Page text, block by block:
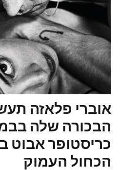
אוברי פלאזה
הבכורה שלה
כריסטופר אבוט
הכחול העמוק